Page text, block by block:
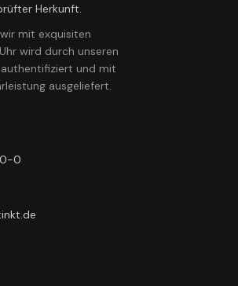
Herkunft.
mit exquisiten
wird durch unseren
und mit
ausgeliefert.
0